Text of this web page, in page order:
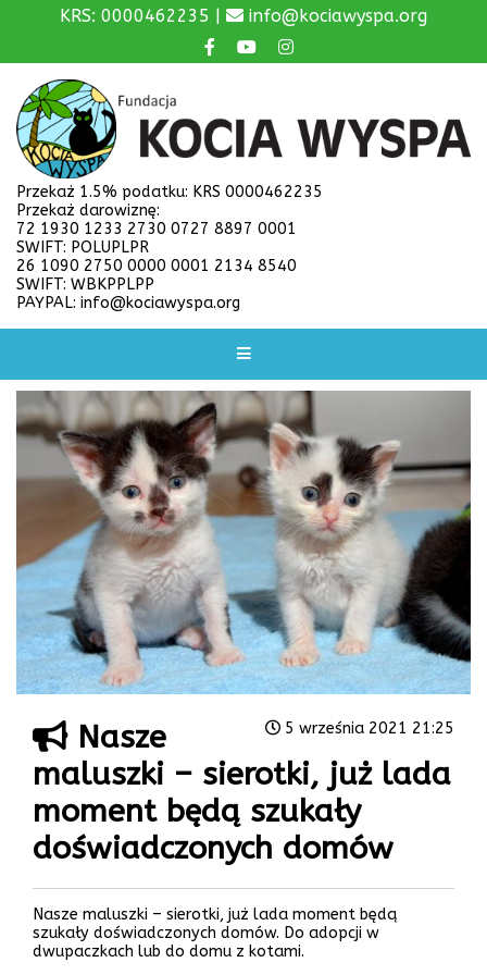
KRS: 0000462235 | info@kociawyspa.org
Przekaż 1.5% podatku: KRS 0000462235
Przekaż darowiznę:
72 1930 1233 2730 0727 8897 0001
SWIFT: POLUPLPR
26 1090 2750 0000 0001 2134 8540
SWIFT: WBKPPLPP
PAYPAL: info@kociawyspa.org
5 września 2021 21:25
Nasze
maluszki – sierotki, już lada
moment będą szukały
doświadczonych domów
Nasze maluszki – sierotki, już lada moment będą
szukały doświadczonych domów. Do adopcji w
dwupaczkach lub do domu z kotami.